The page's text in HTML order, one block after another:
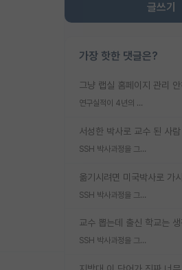
글쓰기
가장 핫한 댓글은?
연구실적이 4년의 공백이 있는거 어떻게 생각하냐
SSH 박사과정을 그만두고 지방대 박사로 옮기면 교수의 꿈은 끝일까요?
SSH 박사과정을 그만두고 지방대 박사로 옮기면 교수의 꿈은 끝일까요?
SSH 박사과정을 그만두고 지방대 박사로 옮기면 교수의 꿈은 끝일까요?